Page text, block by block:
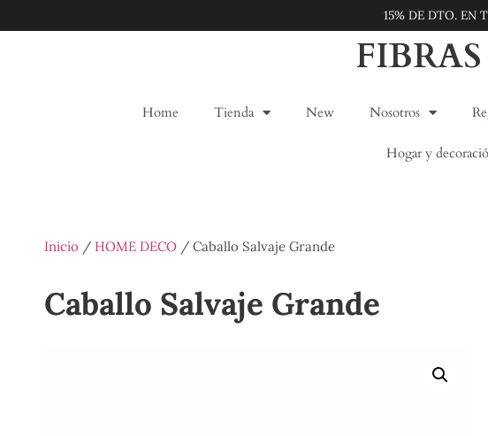
15% DE DTO. EN
Home Tienda New Nosotros
Hogar y
Inicio / HOME DECO / Caballo Salvaje Grande
Caballo Salvaje Grande